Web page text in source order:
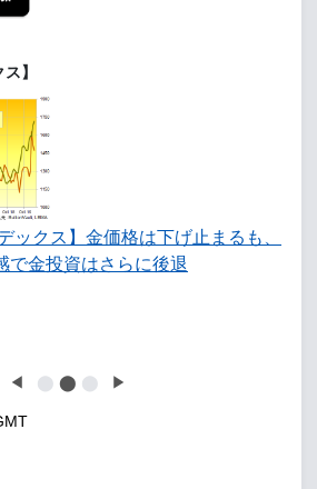
】
ックス】金価格は下げ止まるも、
で金投資はさらに後退
◀ ⬤ ⬤ ⬤ ▶